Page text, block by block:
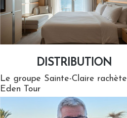
DISTRIBUTION
Le groupe Sainte-Claire rachète
Eden Tour